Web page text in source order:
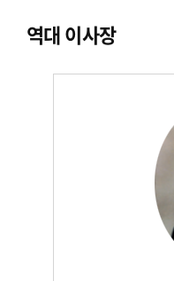
역대 이사장